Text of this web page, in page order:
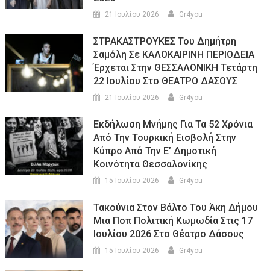
21 Ιουλίου 2026 Gr4you
ΣΤΡΑΚΑΣΤΡΟΥΚΕΣ Του Δημήτρη
Σαμόλη Σε ΚΑΛΟΚΑΙΡΙΝΗ ΠΕΡΙΟΔΕΙΑ
Έρχεται Στην ΘΕΣΣΑΛΟΝΙΚΗ Τετάρτη
22 Ιουλίου Στο ΘΕΑΤΡΟ ΔΑΣΟΥΣ
21 Ιουλίου 2026 Gr4you
Εκδήλωση Μνήμης Για Τα 52 Χρόνια
Από Την Τουρκική Εισβολή Στην
Κύπρο Από Την Ε’ Δημοτική
Κοινότητα Θεσσαλονίκης
15 Ιουλίου 2026 Gr4you
Τακούνια Στον Βάλτο Του Άκη Δήμου
Μια Ποπ Πολιτική Κωμωδία Στις 17
Ιουλίου 2026 Στο Θέατρο Δάσους
15 Ιουλίου 2026 Gr4you